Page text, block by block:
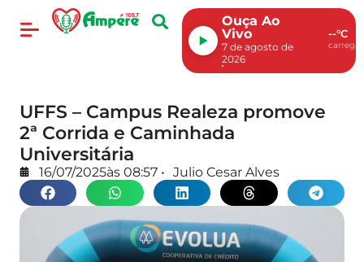
Ouça Ao
Vivo
7 de agosto de
2026
--°C
UFFS – Campus Realeza promove
2ª Corrida e Caminhada
Universitária
16/07/2025às 08:57 • Julio Cesar Alves